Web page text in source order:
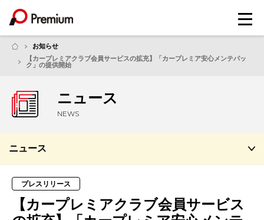
メ
ニ
お知らせ
【カープレミアクラブ会員サービスの拡充】「カープレミア安心メンテパッ
ク」の提供開始
ニュース
NEWS
ニュース
プレスリリース
【カープレミアクラブ会員サービス